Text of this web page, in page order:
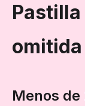
omitida
Menos